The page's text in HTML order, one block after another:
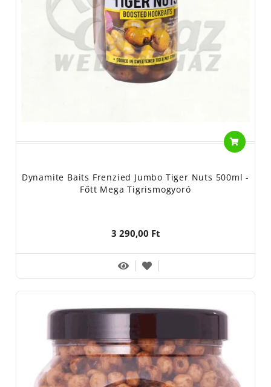
Dynamite Baits Frenzied Jumbo Tiger Nuts 500ml -
Főtt Mega Tigrismogyoró
3 290,00 Ft